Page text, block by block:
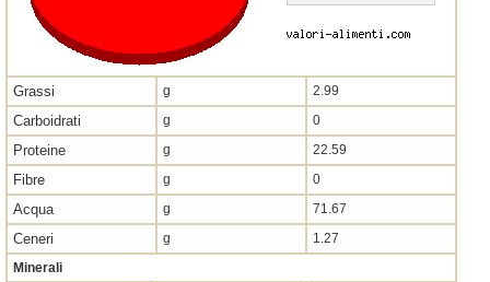
Grassi g 2.99
Carboidrati g 0
Proteine g 22.59
Fibre g 0
Acqua g 71.67
Ceneri g
1.27
Minerali